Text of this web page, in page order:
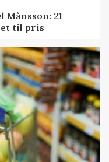
21
til pris